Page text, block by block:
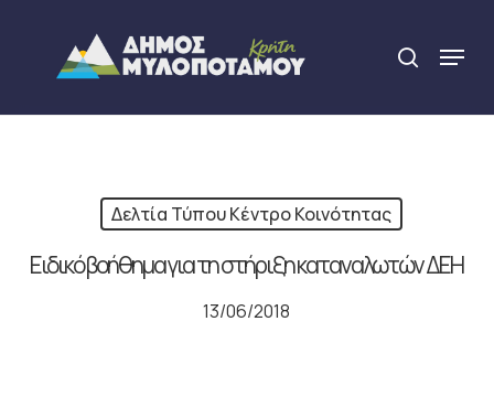
content
search
Menu
Δελτία Τύπου Κέντρο Κοινότητας
Ειδικό βοήθημα για τη στήριξη καταναλωτών ΔΕΗ
13/06/2018
Close